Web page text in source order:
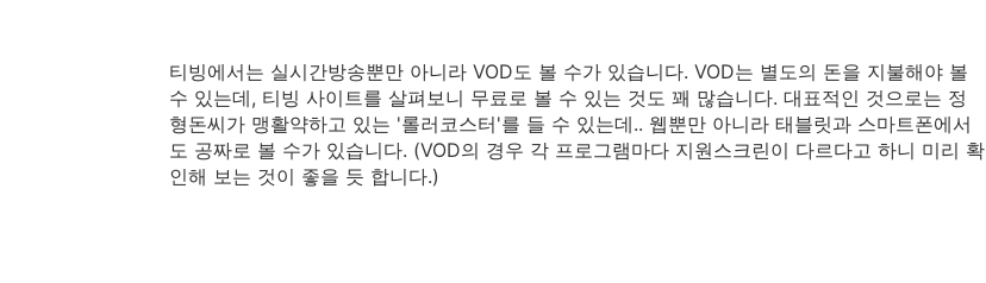
티빙에서는 실시간방송뿐만 아니라 VOD도 볼 수가 있습니다. VOD는 별도의 돈을 지불해야 볼
수 있는데, 티빙 사이트를 살펴보니 무료로 볼 수 있는 것도 꽤 많습니다. 대표적인 것으로는 정
형돈씨가 맹활약하고 있는 '롤러코스터'를 들 수 있는데.. 웹뿐만 아니라 태블릿과 스마트폰에서
도 공짜로 볼 수가 있습니다. (VOD의 경우 각 프로그램마다 지원스크린이 다르다고 하니 미리 확
인해 보는 것이 좋을 듯 합니다.)